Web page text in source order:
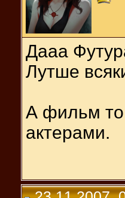
Дааа
Лутше
А фильм то
актерами.